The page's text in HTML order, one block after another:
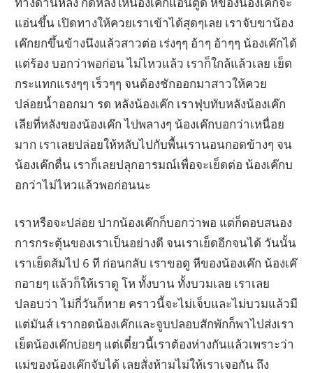
แอ่นขึ้น เปิดทางให้ควยเราเข้าได้สุดๆเลย เราจับขาน้อง
เค๊กยกขึ้นข้างนึงแล้วสาวต่อ เร่งๆๆ อ้าๆ อ้าๆๆ น้องเค๊กได้
แต่ร้อง บอกว่าพอก่อน ไม่ไหวแล้ว เราก็ใกล้แล้วเลย เย็ด
กระแทกแรงๆๆ เร็วๆๆ จนต้องชักออกมาสาวให้ควย
ปล่อยน้ำออกมา รด หลังน้องเค๊ก เราฟุบทับหลังน้องเค๊ก
เลียที่หลังของน้องเค๊ก ไปพลางๆ น้องเค๊กบอกว่าเหนื่อย
มาก เราเลยปล่อยให้หลับไปกับพื้นเรานอนกอดข้างๆ จน
น้องเค๊กตื่น เราก็เลยปลุกอารมณ์เพื่อจะเย็ดต่อ น้องเค๊กบ
อกว่าไม่ไหวแล้วพอก่อนนะ
เราหรือจะปล่อย ปากน้องเค๊กก็บอกว่าพอ แต่ก็ตอบสนอง
การกระตุ้นของเราเป็นอย่างดี จนเราเย็ดอีกจนได้ วันนั้น
เราเย็ดส้มไป 6 ที ก่อนกลับ เราขอดู หีของน้องเค๊ก น้องเค๊
กอายๆ แล้วก็ให้เราดู โห ทั้งบาน ทั้งบวมเลย เราเลย
ปลอบว่า ไม่กี่วันก็หาย คราวนี้จะไม่เจ็บและไม่บวมแล้วมี
แต่มันส์ เรากอดน้องเค๊กและจูบปลอบสักพักก็พาไปส่งเรา
เย็ดน้องเค๊กบ่อยๆ แต่เดี๋ยวนี้เราต้องห่างกันแล้วเพราะว่า
แม่ของน้องเค๊กจับได้ เลยสั่งห้ามไม่ให้เราเจอกัน ถึง